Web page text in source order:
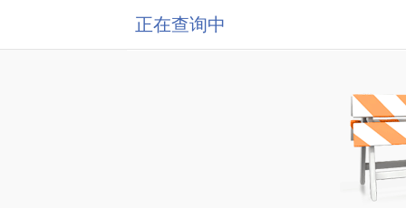
正在查询中